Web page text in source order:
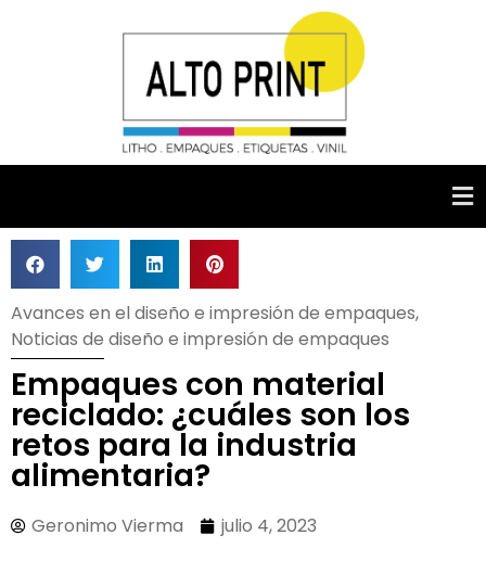
Avances en el diseño e impresión de empaques,
Noticias de diseño e impresión de empaques
Empaques con material
reciclado: ¿cuáles son los
retos para la industria
alimentaria?
Geronimo Vierma julio 4, 2023